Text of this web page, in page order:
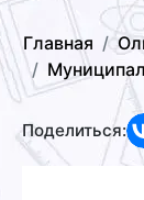
Главная
Поделиться: